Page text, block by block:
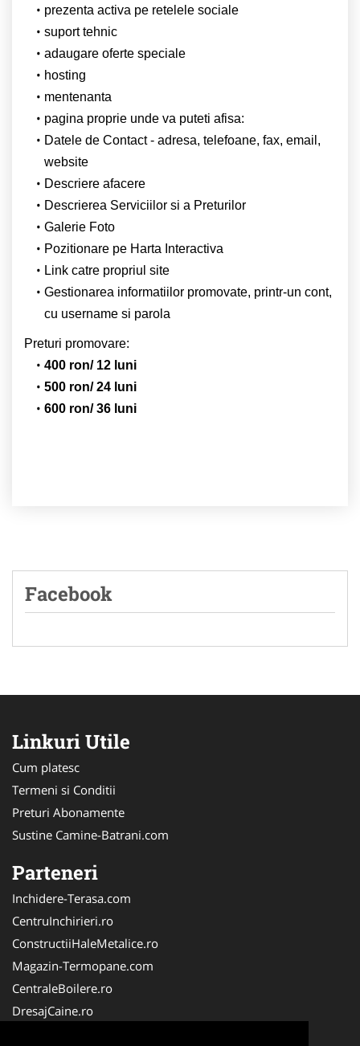
prezenta activa pe retelele sociale
suport tehnic
adaugare oferte speciale
hosting
mentenanta
pagina proprie unde va puteti afisa:
Datele de Contact - adresa, telefoane, fax, email,
website
Descriere afacere
Descrierea Serviciilor si a Preturilor
Galerie Foto
Pozitionare pe Harta Interactiva
Link catre propriul site
Gestionarea informatiilor promovate, printr-un cont,
cu username si parola
Preturi promovare:
400 ron/ 12 luni
500 ron/ 24 luni
600 ron/ 36 luni
Facebook
Linkuri Utile
Cum platesc
Termeni si Conditii
Preturi Abonamente
Sustine Camine-Batrani.com
Parteneri
Inchidere-Terasa.com
CentruInchirieri.ro
ConstructiiHaleMetalice.ro
Magazin-Termopane.com
CentraleBoilere.ro
DresajCaine.ro